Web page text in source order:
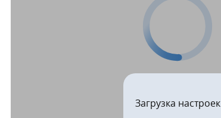
Загрузка настроек